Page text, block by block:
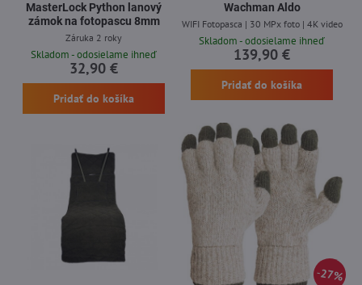
MasterLock Python lanový
zámok na fotopascu 8mm
Záruka 2 roky
Skladom - odosielame ihneď
32,90 €
Pridať do košíka
Wachman Aldo
WIFI Fotopasca | 30 MPx foto | 4K video
Skladom - odosielame ihneď
139,90 €
Pridať do košíka
27%